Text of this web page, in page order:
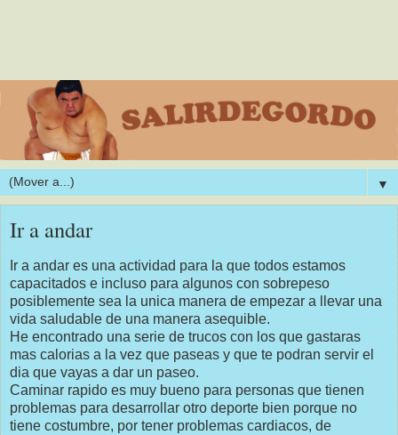
▼
Ir a andar
Ir a andar es una actividad para la que todos estamos
capacitados e incluso para algunos con sobrepeso
posiblemente sea la unica manera de empezar a llevar una
vida saludable de una manera asequible.
He encontrado una serie de trucos con los que gastaras
mas calorias a la vez que paseas y que te podran servir el
dia que vayas a dar un paseo.
Caminar rapido es muy bueno para personas que tienen
problemas para desarrollar otro deporte bien porque no
tiene costumbre, por tener problemas cardiacos, de